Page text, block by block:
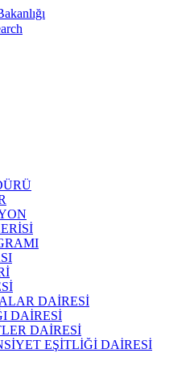
DAİRESİ
DAİRESİ
DAİRESİ
EŞİTLİĞİ DAİRESİ